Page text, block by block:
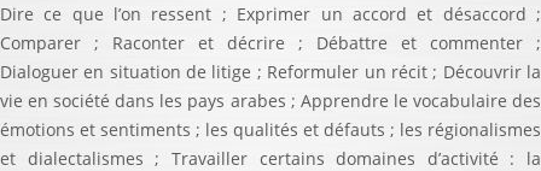
Dire ce que l’on ressent ; Exprimer un accord et désaccord ;
Comparer ; Raconter et décrire ; Débattre et commenter ;
Dialoguer en situation de litige ; Reformuler un récit ; Découvrir la
vie en société dans les pays arabes ; Apprendre le vocabulaire des
émotions et sentiments ; les qualités et défauts ; les régionalismes
et dialectalismes ; Travailler certains domaines d’activité : la